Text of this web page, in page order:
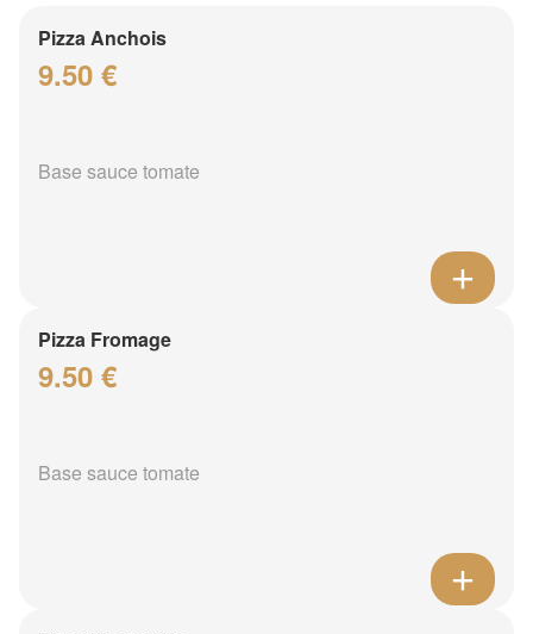
Pizza Anchois
9.50 €
Base sauce tomate
Pizza Fromage
9.50 €
Base sauce tomate